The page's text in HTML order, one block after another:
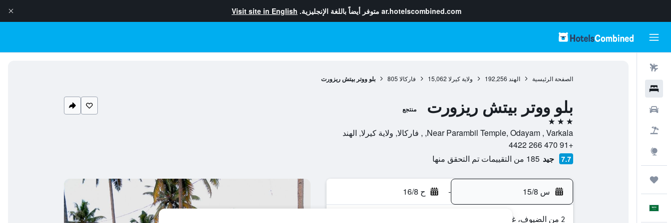
ar.hotelscombined.com متوفر أيضاً باللغة الإنجليزية. Visit site in English
الصفحة الرئيسية الهند 192,256 ولاية كيرلا 15,062 فاركالا 805 بلو ووتر بيتش ريزورت
بلو ووتر بيتش ريزورت منتجع
3 نجوم
Near Parambil Temple, Odayam , Varkala, , فاركالا, ولاية كيرلا, الهند
+91 470 266 4422
7.7 جيد 185 من التقييمات تم التحقق منها
س 15/8 - ح 16/8
2 من الضيوف، غرفة واحدة